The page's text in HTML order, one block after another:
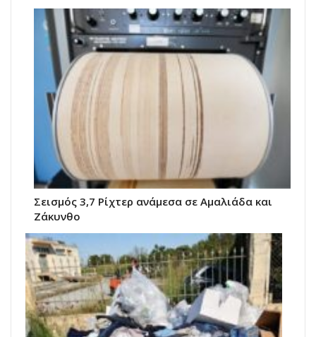
Σεισμός 3,7 Ρίχτερ ανάμεσα σε Αμαλιάδα και
Ζάκυνθο